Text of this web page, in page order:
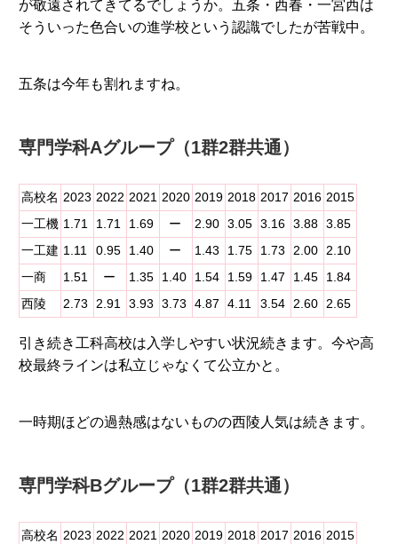
が敬遠されてきてるでしょうか。五条・西春・一宮西は
そういった色合いの進学校という認識でしたが苦戦中。
五条は今年も割れますね。
専門学科Aグループ（1群2群共通）
高校名 2023 2022 2021 2020 2019 2018 2017 2016 2015
一工機 1.71 1.71 1.69 ー 2.90 3.05 3.16 3.88
3.85
一工建 1.11 0.95 1.40 ー 1.43 1.75 1.73 2.00 2.10
一商
1.51 ー 1.35 1.40 1.54 1.59 1.47 1.45
1.84
西陵
2.73 2.91 3.93 3.73 4.87 4.11 3.54 2.60 2.65
引き続き工科高校は入学しやすい状況続きます。今や高
校最終ラインは私立じゃなくて公立かと。
一時期ほどの過熱感はないものの西陵人気は続きます。
専門学科Bグループ（1群2群共通）
高校名 2023 2022 2021 2020 2019 2018 2017 2016 2015